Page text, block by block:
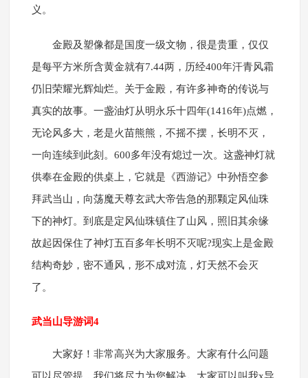
义。
金殿及塑像都是国度一级文物，很是贵重，仅仅
是每平方米所含黄金就有7.44两，历经400年汗青风霜
仍旧荣耀光辉灿烂。关于金殿，有许多神奇的传说与
真实的故事。一盏油灯从明永乐十四年(1416年)点燃，
无论风多大，老是火苗熊熊，不摇不摆，长明不灭，
一向连续到此刻。600多年没有熄过一次。这盏神灯就
供奉在金殿的供桌上，它就是《西游记》中孙悟空参
拜武当山，向荡魔天尊玄武大帝告急的那颗定风仙珠
下的神灯。到底是定风仙珠镇住了山风，照旧其余缘
故起因保住了神灯五百多年长明不灭呢?现实上是金殿
结构奇妙，密不通风，形不成对流，灯天然不会灭
了。
武当山导游词4
大家好！非常高兴为大家服务。大家有什么问题